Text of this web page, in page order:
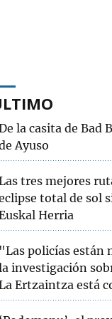
la casita de Bad
Ayuso
tres mejores
total de sol
Herria
policías están
investigación
Ertzaintza está